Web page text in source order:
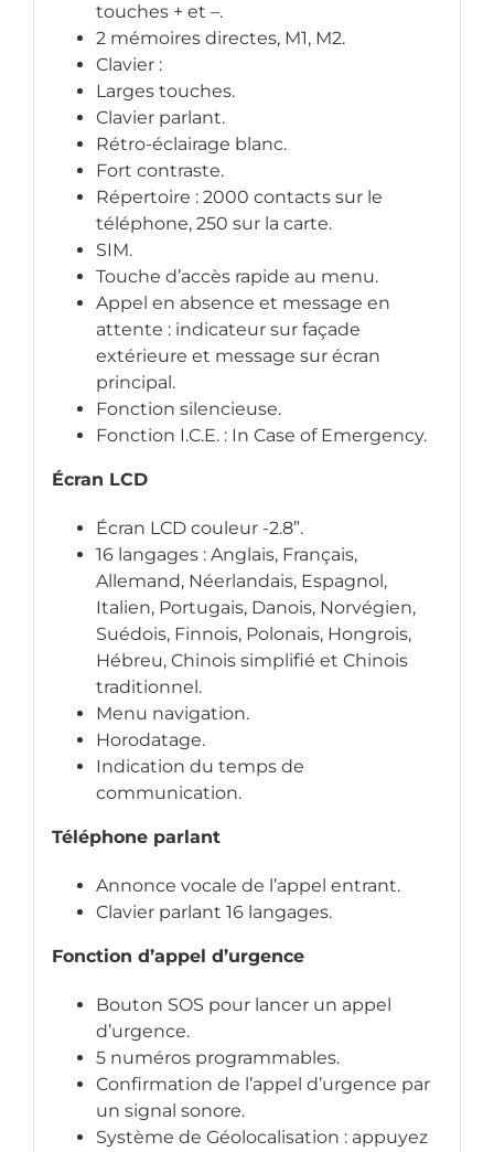
touches + et –.
2 mémoires directes, M1, M2.
Clavier :
Larges touches.
Clavier parlant.
Rétro-éclairage blanc.
Fort contraste.
Répertoire : 2000 contacts sur le
téléphone, 250 sur la carte.
SIM.
Touche d’accès rapide au menu.
Appel en absence et message en
attente : indicateur sur façade
extérieure et message sur écran
principal.
Fonction silencieuse.
Fonction I.C.E. : In Case of Emergency.
Écran LCD
Écran LCD couleur -2.8”.
16 langages : Anglais, Français,
Allemand, Néerlandais, Espagnol,
Italien, Portugais, Danois, Norvégien,
Suédois, Finnois, Polonais, Hongrois,
Hébreu, Chinois simplifié et Chinois
traditionnel.
Menu navigation.
Horodatage.
Indication du temps de
communication.
Téléphone parlant
Annonce vocale de l’appel entrant.
Clavier parlant 16 langages.
Fonction d’appel d’urgence
Bouton SOS pour lancer un appel
d’urgence.
5 numéros programmables.
Confirmation de l’appel d’urgence par
un signal sonore.
Système de Géolocalisation : appuyez